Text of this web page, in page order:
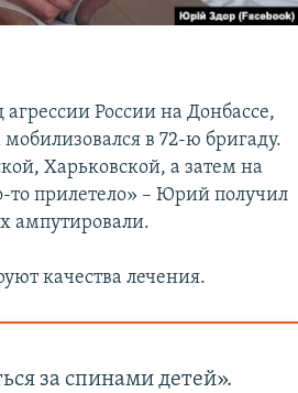
России на Донбассе,
в 72-ю бригаду.
Харьковской, а затем на
то прилетело» – Юрий получил
ампутировали.
качества лечения.
за спинами детей».